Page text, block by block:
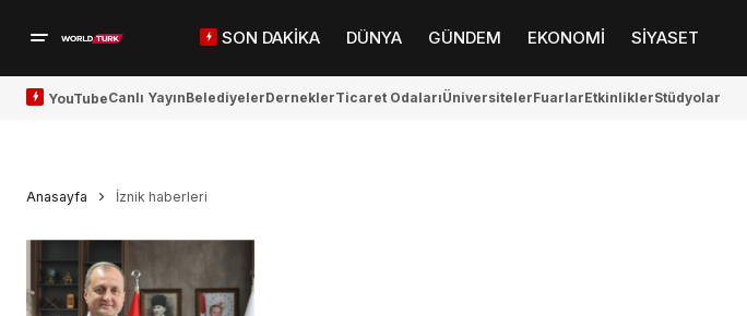
SON DAKİKA DÜNYA GÜNDEM EKONOMİ SİYASET
YouTubeCanlı YayınBelediyelerDerneklerTicaret OdalarıÜniversitelerFuarlarEtkinliklerStüdyolar
Anasayfa İznik haberleri